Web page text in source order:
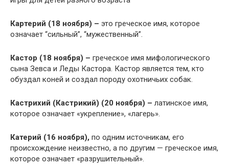
Картерий (18 ноября) – это греческое имя, которое
означает “сильный”, “мужественный”.
Кастор (18 ноября) – греческое имя мифологического
сына Зевса и Леды Кастора. Кастор является тем, кто
обуздал коней и создал породу охотничьих собак.
Кастрихий (Кастрикий) (20 ноября) – латинское имя,
которое означает «укрепление», «лагерь».
Катерий (16 ноября), по одним источникам, его
происхождение неизвестно, а по другим — греческое имя,
которое означает «разрушительный».